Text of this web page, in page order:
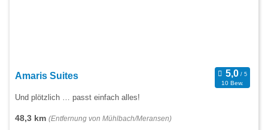
Amaris Suites
10 Bew.
Und plötzlich … passt einfach alles!
48,3 km (Entfernung von Mühlbach/Meransen)